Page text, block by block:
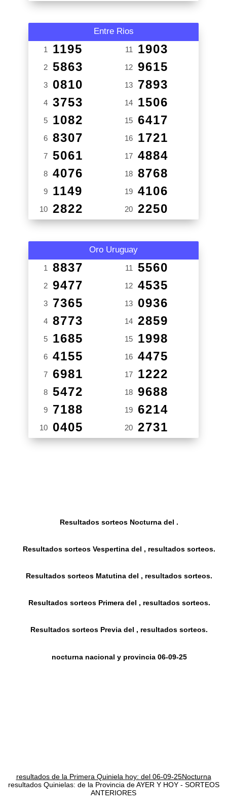
Entre Rios
1 1195
2 5863
3 0810
4 3753
5 1082
6 8307
7 5061
8 4076
9 1149
10 2822
11 1903
12 9615
13 7893
14 1506
15 6417
16 1721
17 4884
18 8768
19 4106
20 2250
Oro Uruguay
1 8837
2 9477
3 7365
4 8773
5 1685
6 4155
7 6981
8 5472
9 7188
10 0405
11 5560
12 4535
13 0936
14 2859
15 1998
16 4475
17 1222
18 9688
19 6214
20 2731
Resultados sorteos Nocturna del .
Resultados sorteos Vespertina del , resultados sorteos.
Resultados sorteos Matutina del , resultados sorteos.
Resultados sorteos Primera del , resultados sorteos.
Resultados sorteos Previa del , resultados sorteos.
nocturna nacional y provincia 06-09-25
resultados de la Primera Quiniela hoy: del 06-09-25Nocturna
resultados Quinielas: de la Provincia de AYER Y HOY - SORTEOS
ANTERIORES